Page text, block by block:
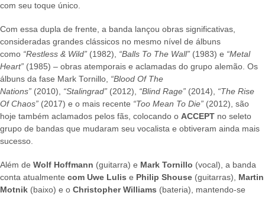
com seu toque único.
Com essa dupla de frente, a banda lançou obras significativas,
consideradas grandes clássicos no mesmo nível de álbuns
como “Restless & Wild” (1982), “Balls To The Wall” (1983) e “Metal
Heart” (1985) – obras atemporais e aclamadas do grupo alemão. Os
álbuns da fase Mark Tornillo, “Blood Of The
Nations” (2010), “Stalingrad” (2012), “Blind Rage” (2014), “The Rise
Of Chaos” (2017) e o mais recente “Too Mean To Die” (2012), são
hoje também aclamados pelos fãs, colocando o ACCEPT no seleto
grupo de bandas que mudaram seu vocalista e obtiveram ainda mais
sucesso.
Além de Wolf Hoffmann (guitarra) e Mark Tornillo (vocal), a banda
conta atualmente com Uwe Lulis e Philip Shouse (guitarras), Martin
Motnik (baixo) e o Christopher Williams (bateria), mantendo-se